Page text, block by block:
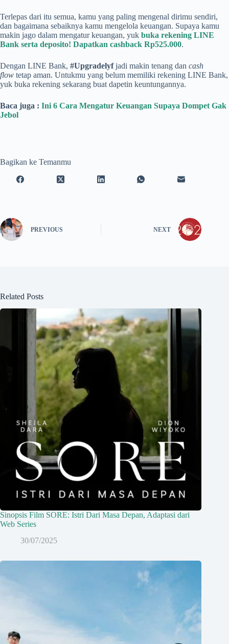
Terlepas dari itu semua, kamu yang paling mengenal dirimu sendiri,
dan bagaimana sebaiknya kamu mengelola keuangan. Supaya kamu
makin jago dalam mengatur keuangan, yuk buka rekening LINE
Bank serta deposito! Dapatkan cashback Rp525.000.
Dengan LINE Bank, #Upgradelyfjadi makin tenang dan cash
flow tetap aman. Untukmu yang belum memiliki rekening LINE Bank,
yuk buka rekening sekarang buat dapetin keuntungannya.
Baca juga : Ini 6 Cara Mengatur Keuangan Supaya Dompet Gak
Jebol
Bagikan ke Temanmu
PREVIOUS NEXT
Related Posts
Sinopsis Film SORE: Istri Dari Masa Depan, Adaptasi dari
Web Series
30/07/2025